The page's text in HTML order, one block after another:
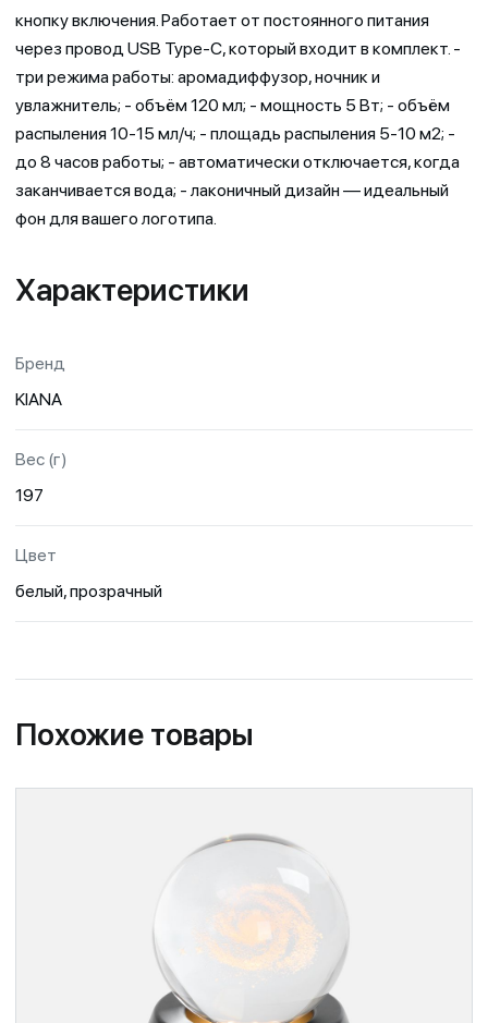
кнопку включения. Работает от постоянного питания
через провод USB Type-C, который входит в комплект. -
три режима работы: аромадиффузор, ночник и
увлажнитель; - объём 120 мл; - мощность 5 Вт; - объём
распыления 10-15 мл/ч; - площадь распыления 5-10 м2; -
до 8 часов работы; - автоматически отключается, когда
заканчивается вода; - лаконичный дизайн — идеальный
фон для вашего логотипа.
Характеристики
Бренд
KIANA
Вес (г)
197
Цвет
белый, прозрачный
Похожие товары